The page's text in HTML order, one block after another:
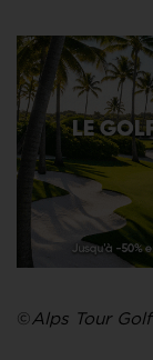
©Alps Tour